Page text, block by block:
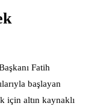
Fatih
başlayan
için altın kaynaklı